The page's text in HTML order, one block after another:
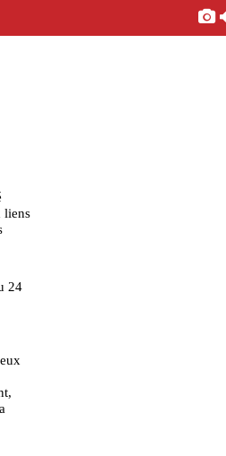
liens
24